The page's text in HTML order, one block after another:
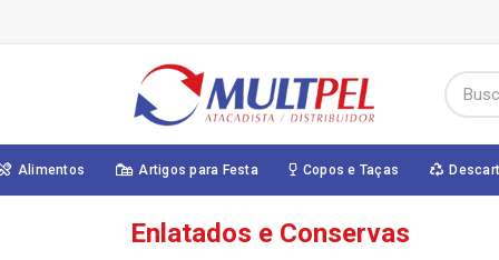
Alimentos Artigos para Festa Copos e Taças
Enlatados e Conservas